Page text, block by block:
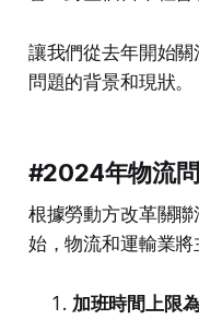
讓我們從去年開始
問題的背景和現狀。
#2024年物流
根據勞動方改革關
始，物流和運輸業將
加班時間上限